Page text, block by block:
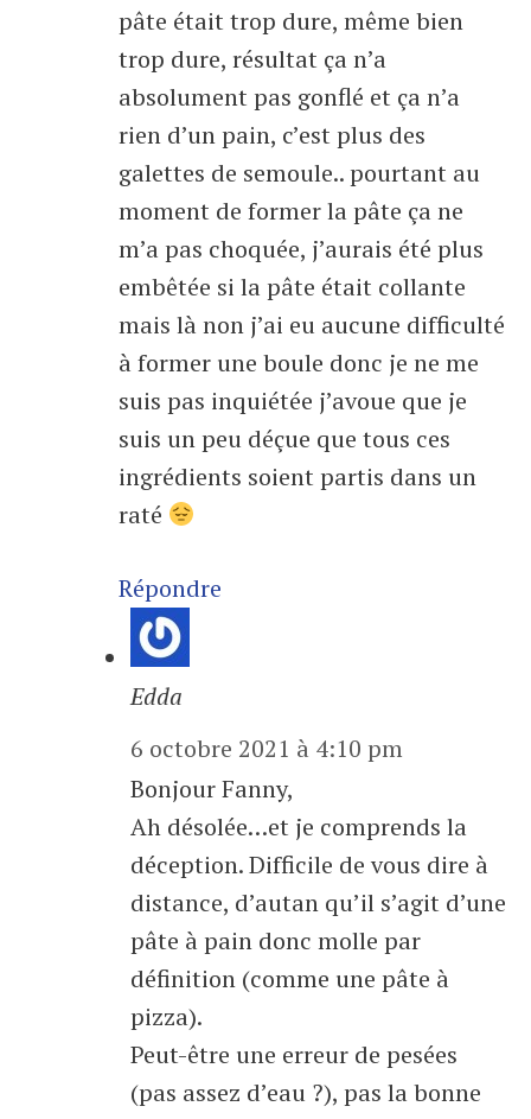
pâte était trop dure, même bien
trop dure, résultat ça n’a
absolument pas gonflé et ça n’a
rien d’un pain, c’est plus des
galettes de semoule.. pourtant au
moment de former la pâte ça ne
m’a pas choquée, j’aurais été plus
embêtée si la pâte était collante
mais là non j’ai eu aucune difficulté
à former une boule donc je ne me
suis pas inquiétée j’avoue que je
suis un peu déçue que tous ces
ingrédients soient partis dans un
raté
Répondre
Edda
6 octobre 2021 à 4:10 pm
Bonjour Fanny,
Ah désolée…et je comprends la
déception. Difficile de vous dire à
distance, d’autan qu’il s’agit d’une
pâte à pain donc molle par
définition (comme une pâte à
pizza).
Peut-être une erreur de pesées
(pas assez d’eau ?), pas la bonne